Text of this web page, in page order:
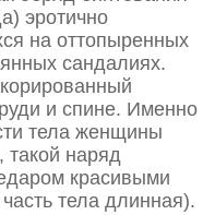
эротично
на оттопыренных
сандалиях.
и спине. Именно
тела женщины
такой наряд
красивыми
тела длинная).